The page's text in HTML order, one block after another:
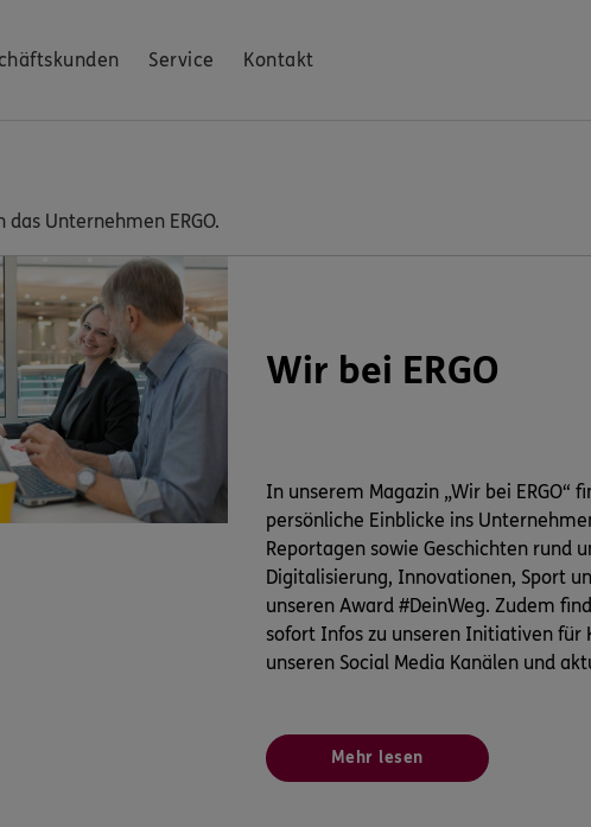
Service Kontakt
Unternehmen ERGO.
Wir bei ERGO
In unserem Magazin „Wir bei ERGO“
persönliche Einblicke ins
Reportagen sowie Geschichten rund
Digitalisierung, Innovationen, Sport
unseren Award #DeinWeg. Zudem
sofort Infos zu unseren Initiativen für
unseren Social Media Kanälen und
Mehr lesen